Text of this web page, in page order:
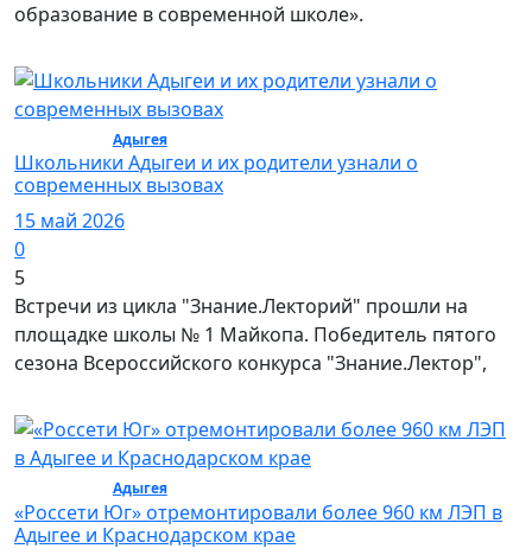
образование в современной школе».
Адыгея/ Общество
Школьники Адыгеи и их родители узнали о
современных вызовах
15 май 2026
0
5
Встречи из цикла "Знание.Лекторий" прошли на
площадке школы № 1 Майкопа. Победитель пятого
сезона Всероссийского конкурса "Знание.Лектор",
Адыгея/ Общество
«Россети Юг» отремонтировали более 960 км ЛЭП в
Адыгее и Краснодарском крае